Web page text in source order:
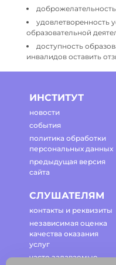
удовлетворенность
образовательной
доступность
инвалидов оставить
ИНСТИТУТ
новости
события
политика обработки
персональных данных
предыдущая версия
сайта
СЛУШАТЕЛЯМ
контакты и реквизиты
независимая оценка
качества оказания
услуг
часто задаваемые